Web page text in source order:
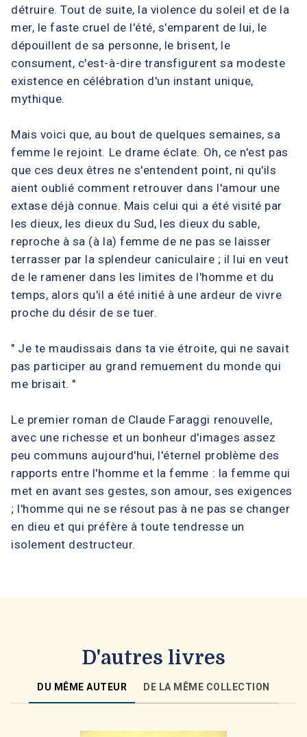
détruire. Tout de suite, la violence du soleil et de la
mer, le faste cruel de l'été, s'emparent de lui, le
dépouillent de sa personne, le brisent, le
consument, c'est-à-dire transfigurent sa modeste
existence en célébration d'un instant unique,
mythique.
Mais voici que, au bout de quelques semaines, sa
femme le rejoint. Le drame éclate. Oh, ce n'est pas
que ces deux êtres ne s'entendent point, ni qu'ils
aient oublié comment retrouver dans l'amour une
extase déjà connue. Mais celui qui a été visité par
les dieux, les dieux du Sud, les dieux du sable,
reproche à sa (à la) femme de ne pas se laisser
terrasser par la splendeur caniculaire ; il lui en veut
de le ramener dans les limites de l'homme et du
temps, alors qu'il a été initié à une ardeur de vivre
proche du désir de se tuer.
" Je te maudissais dans ta vie étroite, qui ne savait
pas participer au grand remuement du monde qui
me brisait. "
Le premier roman de Claude Faraggi renouvelle,
avec une richesse et un bonheur d'images assez
peu communs aujourd'hui, l'éternel problème des
rapports entre l'homme et la femme : la femme qui
met en avant ses gestes, son amour, ses exigences
; l'homme qui ne se résout pas à ne pas se changer
en dieu et qui préfère à toute tendresse un
isolement destructeur.
D'autres livres
DU MÊME AUTEUR DE LA MÊME COLLECTION